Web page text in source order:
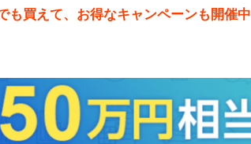
も買えて、お得なキャンペーンも開催中